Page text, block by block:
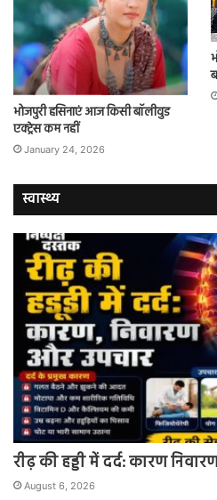
भोजपुरी हसिनाएं आज किसी बॉलीवुड
एक्ट्रेस कम नहीं
January 24, 2026
स्वास्थ्य
रीढ़ की हड्डी में दर्द: कारण
August 6, 2026